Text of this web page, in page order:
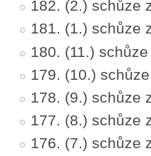
182. (2.) schůze
181. (1.) schůze
180. (11.)
179. (10.)
178. (9.) schůze
177. (8.) schůze
176. (7.) schůze